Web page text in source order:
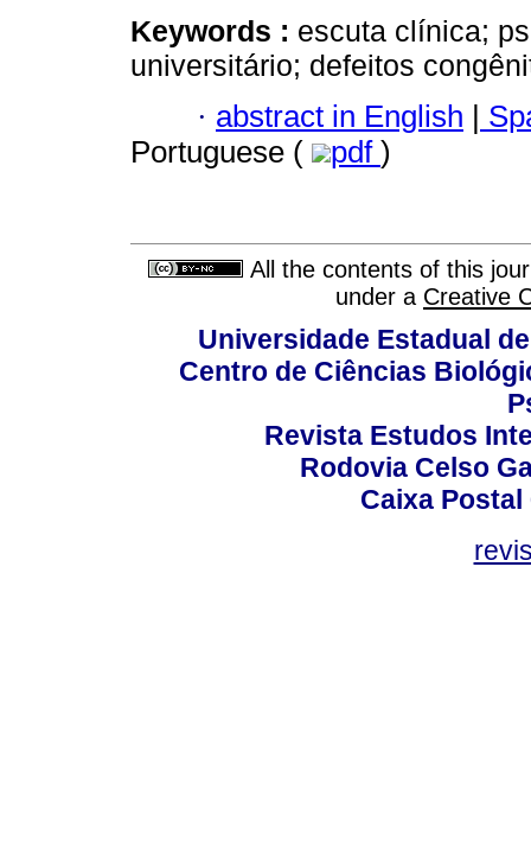
Keywords : escuta clínica;
universitário; defeitos
· abstract in English |
Portuguese (
pdf )
All the contents of this
under a Creative
Universidade Estadual
Centro de Ciências
Revista Estudos
Rodovia Celso
Caixa Postal